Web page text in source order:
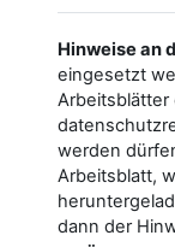
Hinweise an
eingesetzt
Arbeitsblätter
werden
Arbeitsblatt,
dann der